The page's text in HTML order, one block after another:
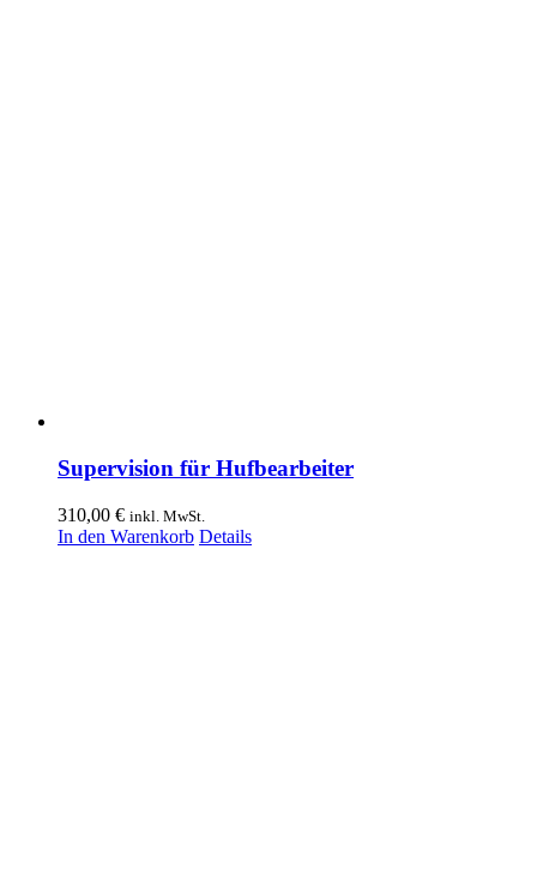
Supervision für Hufbearbeiter
310,00 € inkl. MwSt.
In den Warenkorb Details